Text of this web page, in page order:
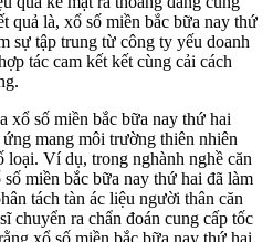
quả là, xổ số miền bắc bữa nay thứ
sự tập trung từ công ty yếu doanh
tác cam kết kết cùng cải cách
xổ số miền bắc bữa nay thứ hai
mang môi trường thiên nhiên
loại. Ví dụ, trong nghành nghề căn
miền bắc bữa nay thứ hai đã làm
tách tàn ác liệu người thân căn
chuyển ra chẩn đoán cung cấp tốc